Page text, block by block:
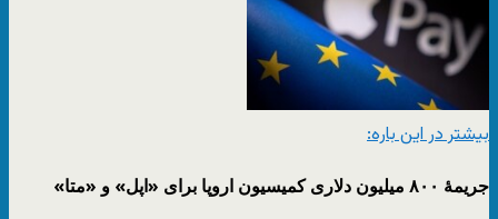
بیشتر در این باره:
جریمۀ ۸۰۰ میلیون دلاری کمیسیون اروپا برای «اپل» و «متا»